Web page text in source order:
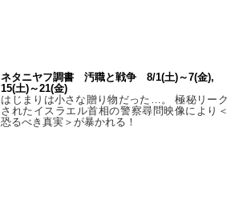
ネタニヤフ調書 汚職と戦争 8/1(土)～7(金),
15(土)～21(金)
はじまりは小さな贈り物だった…。 極秘リーク
されたイスラエル首相の警察尋問映像により＜
恐るべき真実＞が暴かれる！